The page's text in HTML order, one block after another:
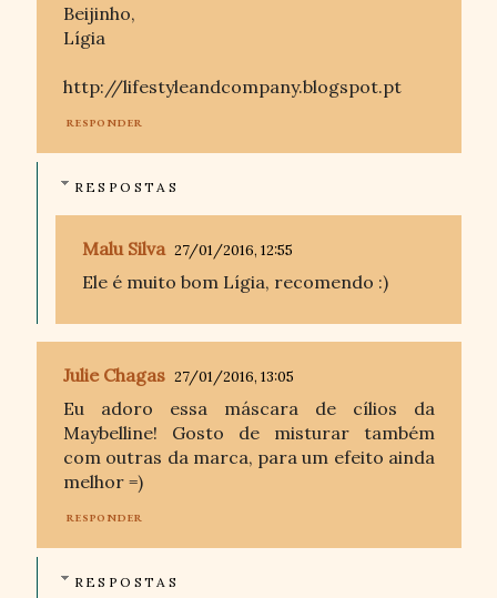
Beijinho,
Lígia
http://lifestyleandcompany.blogspot.pt
RESPONDER
RESPOSTAS
Malu Silva 27/01/2016, 12:55
Ele é muito bom Lígia, recomendo :)
Julie Chagas 27/01/2016, 13:05
Eu adoro essa máscara de cílios da
Maybelline! Gosto de misturar também
com outras da marca, para um efeito ainda
melhor =)
RESPONDER
RESPOSTAS